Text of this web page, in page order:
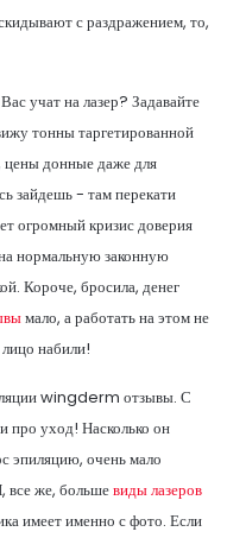
с раздражением, то,
учат на лазер? Задавайте
тонны таргетированной
цены донные даже для
зайдешь - там перекати
огромный кризис доверия
нормальную законную
Короче, бросила, денег
мало, а работать на этом не
набили!
wingderm отзывы. С
про уход! Насколько он
эпиляцию, очень мало
все же, большевиды лазеров
имеет именно с фото. Если